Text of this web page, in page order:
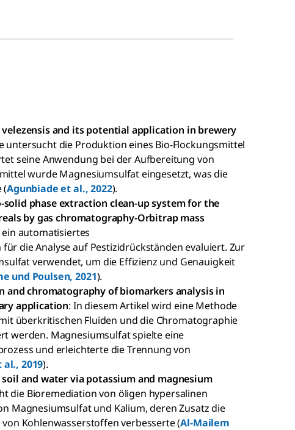
and its potential application in brewery
untersucht die Produktion eines Bio-Flockungsmittel
seine Anwendung bei der Aufbereitung von
wurde Magnesiumsulfat eingesetzt, was die
(Agunbiade et al., 2022).
phase extraction clean-up system for the
by gas chromatography-Orbitrap mass
automatisiertes
die Analyse auf Pestizidrückständen evaluiert. Zur
verwendet, um die Effizienz und Genauigkeit
und Poulsen, 2021).
chromatography of biomarkers analysis in
application: In diesem Artikel wird eine Methode
überkritischen Fluiden und die Chromatographie
werden. Magnesiumsulfat spielte eine
und erleichterte die Trennung von
2019).
and water via potassium and magnesium
die Bioremediation von öligen hypersalinen
Magnesiumsulfat und Kalium, deren Zusatz die
Kohlenwasserstoffen verbesserte (Al-Mailem